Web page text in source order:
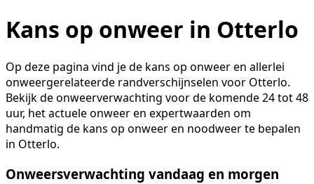
Kans op onweer in Otterlo
Op deze pagina vind je de kans op onweer en allerlei
onweergerelateerde randverschijnselen voor Otterlo.
Bekijk de onweerverwachting voor de komende 24 tot 48
uur, het actuele onweer en expertwaarden om
handmatig de kans op onweer en noodweer te bepalen
in Otterlo.
Onweersverwachting vandaag en morgen